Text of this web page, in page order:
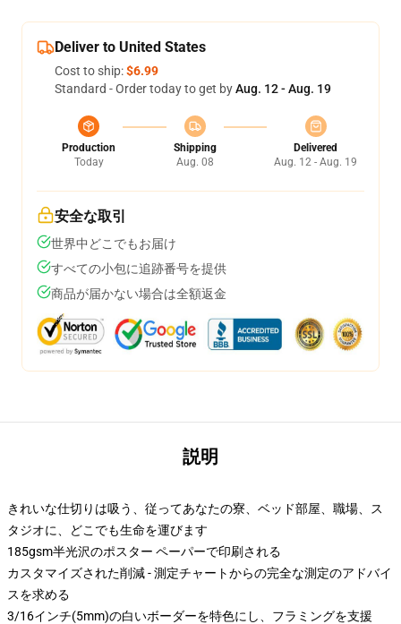
Deliver to United States
Cost to ship:$6.99
Standard - Order today to get byAug. 12 - Aug. 19
Production
Today
Shipping
Aug. 08
Delivered
Aug. 12 - Aug. 19
安全な取引
世界中どこでもお届け
すべての小包に追跡番号を提供
商品が届かない場合は全額返金
説明
きれいな仕切りは吸う、従ってあなたの寮、ベッド部屋、職場、ス
タジオに、どこでも生命を運びます
185gsm半光沢のポスター ペーパーで印刷される
カスタマイズされた削減 - 測定チャートからの完全な測定のアドバイ
スを求める
3/16インチ(5mm)の白いボーダーを特色にし、フラミングを支援